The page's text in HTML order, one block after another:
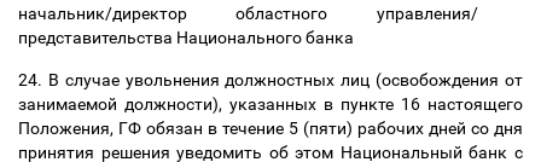
начальник/директор областного управления/
представительства Национального банка
24. В случае увольнения должностных лиц (освобождения от
занимаемой должности), указанных в пункте 16 настоящего
Положения, ГФ обязан в течение 5 (пяти) рабочих дней со дня
принятия решения уведомить об этом Национальный банк с